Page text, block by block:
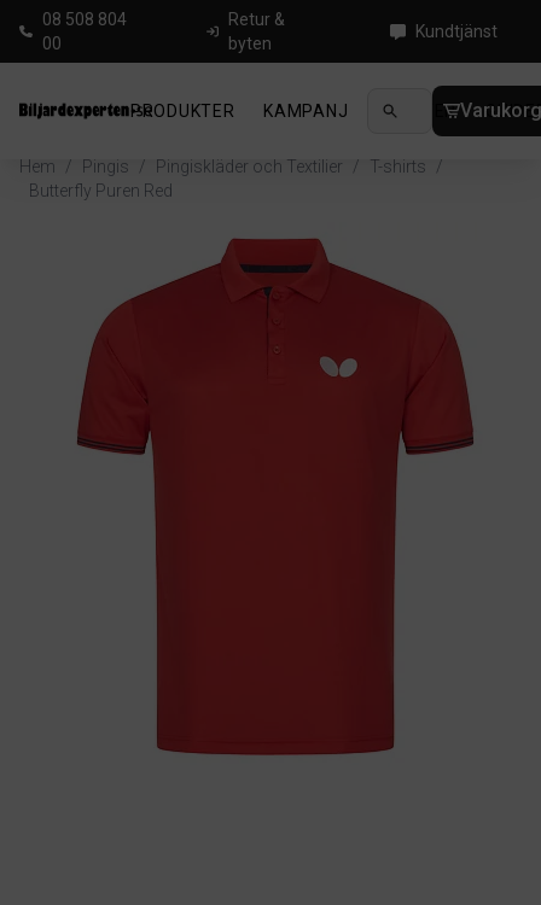
08 508 804
00
Retur &
byten
Kundtjänst
PRODUKTER KAMPANJ NYHETER
Hem / Pingis / Pingiskläder och Textilier / T-shirts
/
Butterfly Puren Red